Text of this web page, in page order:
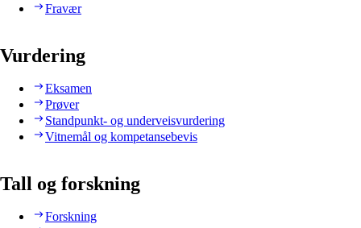
Fravær
Vurdering
Eksamen
Prøver
Standpunkt- og underveisvurdering
Vitnemål og kompetansebevis
Tall og forskning
Forskning